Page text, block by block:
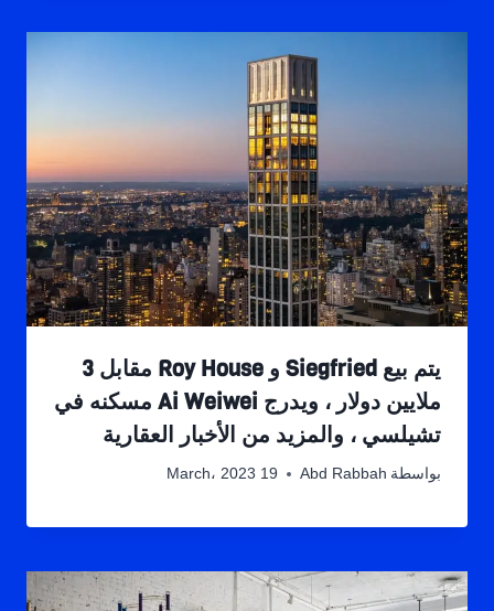
يتم بيع Siegfried و Roy House مقابل 3
ملايين دولار ، ويدرج Ai Weiwei مسكنه في
تشيلسي ، والمزيد من الأخبار العقارية
بواسطة Abd Rabbah 19 March، 2023